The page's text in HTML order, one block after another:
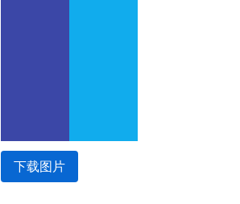
下载图片